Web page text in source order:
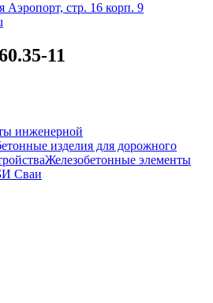
Аэропорт, стр. 16 корп. 9
11
инженерной
изделия для дорожного
Железобетонные элементы
Сваи